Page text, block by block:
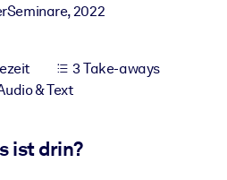
verifiziertes Wissen in Ihr LMS/LXP für
mit
,2022
3 Take-aways
& Text
ist drin?